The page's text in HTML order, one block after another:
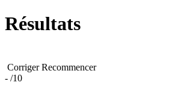
Résultats
CorrigerRecommencer
- /10